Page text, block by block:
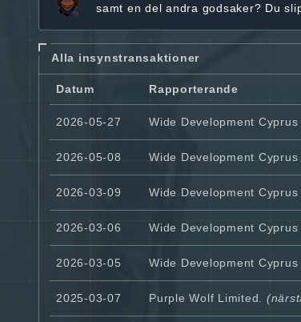
samt en del andra godsaker? Du
Alla insynstransaktioner
Datum Rapporterande
2026-05-27 Wide Development Cyprus
2026-05-08 Wide Development Cyprus
2026-03-09 Wide Development Cyprus
2026-03-06 Wide Development Cyprus
2026-03-05 Wide Development Cyprus
2025-03-07 Purple Wolf Limited.